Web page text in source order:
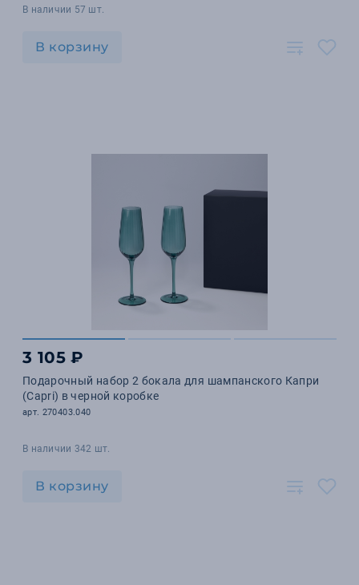
В наличии 57 шт.
В корзину
3 105 ₽
Подарочный набор 2 бокала для шампанского Капри
(Capri) в черной коробке
арт. 270403.040
В наличии 342 шт.
В корзину